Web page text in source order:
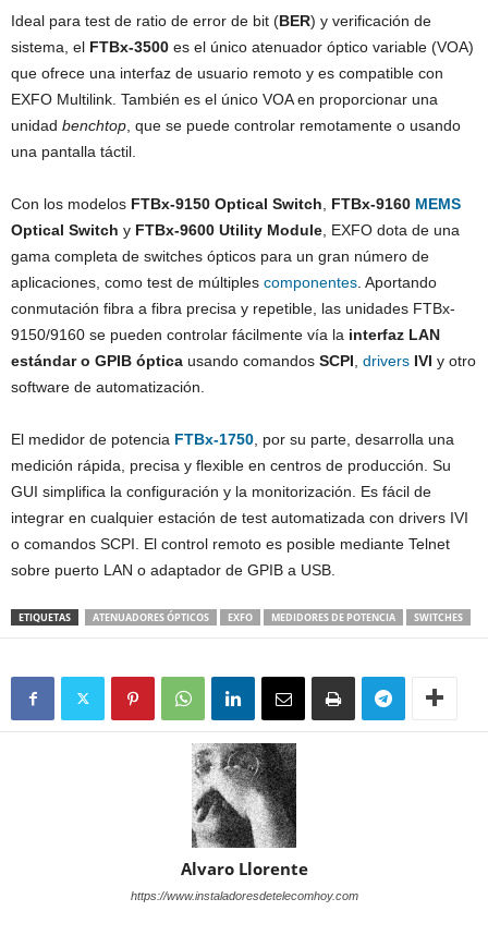
Ideal para test de ratio de error de bit (BER) y verificación de
sistema, el FTBx-3500 es el único atenuador óptico variable (VOA)
que ofrece una interfaz de usuario remoto y es compatible con
EXFO Multilink. También es el único VOA en proporcionar una
unidad benchtop , que se puede controlar remotamente o usando
una pantalla táctil.
Con los modelos FTBx-9150 Optical Switch FTBx-9160 MEMS
Optical Switch y FTBx-9600 Utility Module , EXFO dota de una
gama completa de switches ópticos para un gran número de
aplicaciones, como test de múltiples componentes . Aportando
conmutación fibra a fibra precisa y repetible, las unidades FTBx-
9150/9160 se pueden controlar fácilmente vía la interfaz LAN
estándar o GPIB óptica usando comandos SCPI drivers IVI y otro
software de automatización.
El medidor de potencia FTBx-1750 , por su parte, desarrolla una
medición rápida, precisa y flexible en centros de producción. Su
GUI simplifica la configuración y la monitorización. Es fácil de
integrar en cualquier estación de test automatizada con drivers IVI
o comandos SCPI. El control remoto es posible mediante Telnet
sobre puerto LAN o adaptador de GPIB a USB.
ETIQUETAS ATENUADORES ÓPTICOS EXFO MEDIDORES DE POTENCIA SWITCHES
Alvaro Llorente
https://www.instaladoresdetelecomhoy.com